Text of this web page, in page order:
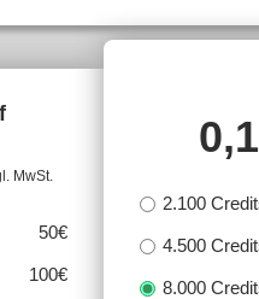
MwSt.
50€
100€
2.100
4.500
8.000